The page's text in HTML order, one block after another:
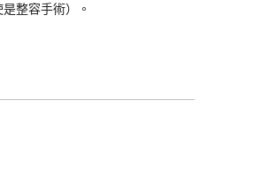
整容手術）。